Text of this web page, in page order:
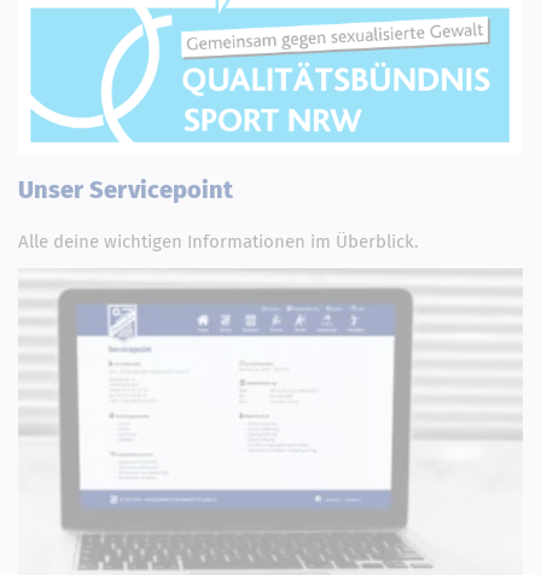
Unser Servicepoint
Alle deine wichtigen Informationen im Überblick.